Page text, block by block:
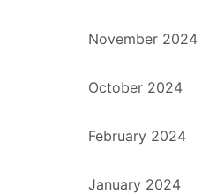
November 2024
October 2024
February 2024
January 2024